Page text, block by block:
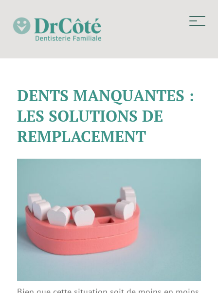
DENTS MANQUANTES :
LES SOLUTIONS DE
REMPLACEMENT